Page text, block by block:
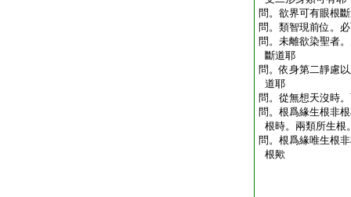
問。欲界可有眼根
問。類智現前位。
問。未離欲染聖者
斷道耶
問。依身第二靜慮
道耶
問。從無想天沒時
問。根爲緣生根非
根時。兩類所生根
問。根爲緣唯生根
根歟